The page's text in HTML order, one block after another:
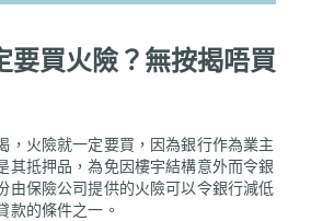
要買火險？無按揭唔買
，火險就一定要買，因為銀行作為業主
其抵押品，為免因樓宇結構意外而令銀
由保險公司提供的火險可以令銀行減低
款的條件之一。